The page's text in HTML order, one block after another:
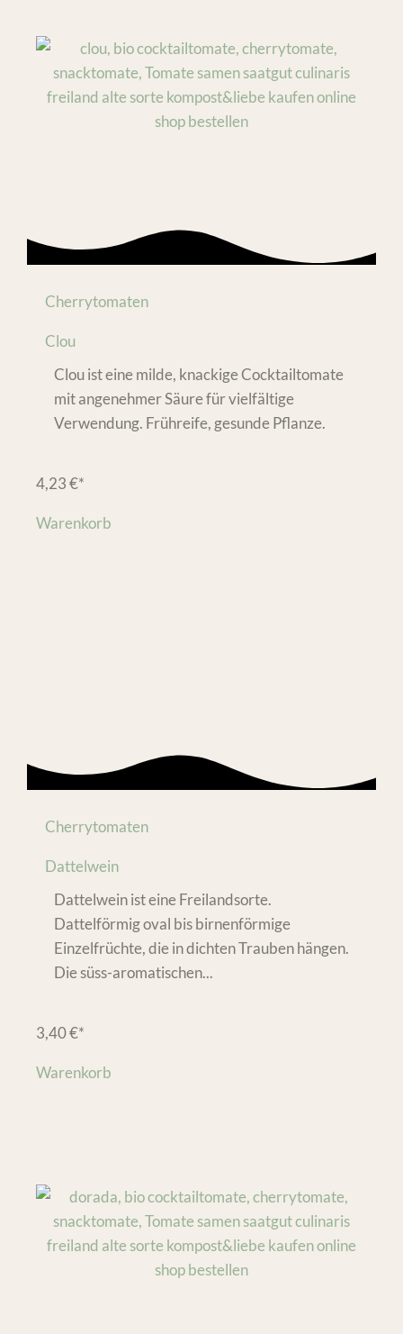
Cherrytomaten
Clou
Clou ist eine milde, knackige Cocktailtomate
mit angenehmer Säure für vielfältige
Verwendung. Frühreife, gesunde Pflanze.
4,23€*
Warenkorb
Cherrytomaten
Dattelwein
Dattelwein ist eine Freilandsorte.
Dattelförmig oval bis birnenförmige
Einzelfrüchte, die in dichten Trauben hängen.
Die süss-aromatischen...
3,40€*
Warenkorb